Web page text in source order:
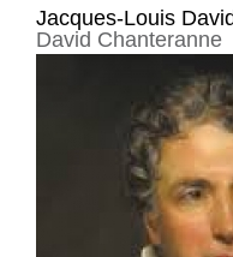
Jacques-Louis
David Chanteranne